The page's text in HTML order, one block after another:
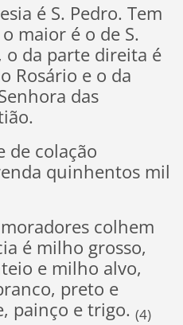
é S. Pedro. Tem
maior é o de S.
o da parte direita é
Rosário e o da
das
colação
quinhentos mil
colhem
é milho grosso,
e milho alvo,
preto e
painço e trigo. (4)